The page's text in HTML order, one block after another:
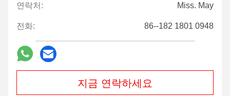
연락처: Miss. May
전화: 86--182 1801 0948
지금 연락하세요